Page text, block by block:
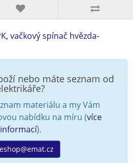
, vačkový spínač hvězda-
nebo máte seznam od
materiálu a my Vám
nabídku na míru (více
informací).
eshop@emat.cz